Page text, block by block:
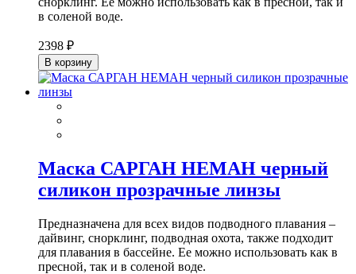
в соленой воде.
2398 ₽
В корзину
Маска САРГАН НЕМАН черный
силикон прозрачные линзы
Предназначена для всех видов подводного плавания –
дайвинг, снорклинг, подводная охота, также подходит
для плавания в бассейне. Ее можно использовать как в
пресной, так и в соленой воде.